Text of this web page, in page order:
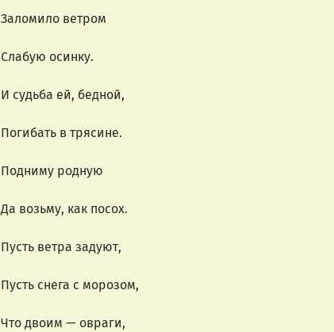
Заломило ветром
Слабую осинку.
И судьба ей, бедной,
Погибать в трясине.
Подниму родную
Да возьму, как посох.
Пусть ветра задуют,
Пусть снега с морозом,
Что двоим — овраги,